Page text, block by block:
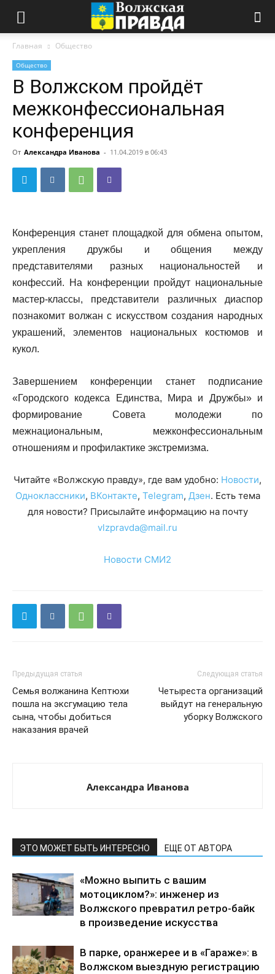
Главная Общество
Общество
В Волжском пройдёт
межконфессиональная
конференция
От Александра Иванова - 11.04.2019 в 06:43
Конференция станет площадкой для обмена опытом,
укрепления дружбы и общения между
представителями разных национальностей и
конфессий. На конференции пройдут национальные
мастер-классы, представители различных диаспор
познакомит волжан с искусством создания народных
украшений, элементов национальных костюмов и
кукол.
Завершением конференции станет подписание
«Городского кодекса Единства, Мира и Дружбы» и
формирование Совета молодежи по
межнациональным, межконфессиональным
отношениям и профилактике экстремизма.
Читайте «Волжскую правду», где вам удобно: Новости,
Одноклассники, ВКонтакте, Telegram, Дзен. Есть тема
для новости? Присылайте информацию на почту
vlzpravda@mail.ru
Новости СМИ2
Предыдущая статья
Семья волжанина Кептюхи
пошла на эксгумацию тела
сына, чтобы добиться
наказания врачей
Следующая статья
Четыреста организаций
выйдут на генеральную
уборку Волжского
Александра Иванова
ЭТО МОЖЕТ БЫТЬ ИНТЕРЕСНО ЕЩЕ ОТ АВТОРА
«Можно выпить с вашим
мотоциклом?»: инженер из
Волжского превратил ретро-байк
в произведение искусства
В парке, оранжерее и в «Гараже»: в
Волжском выездную регистрацию